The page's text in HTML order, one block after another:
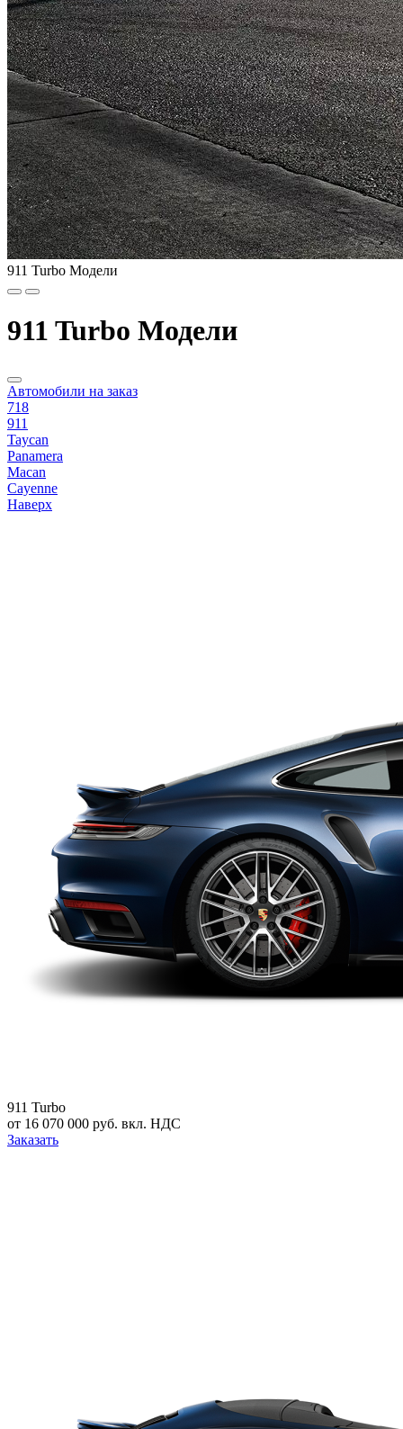
911 Turbo Модели
911 Turbo Модели
Автомобили на заказ
718
911
Taycan
Panamera
Macan
Cayenne
Наверх
911 Turbo
от 16 070 000 руб. вкл. НДС
Заказать